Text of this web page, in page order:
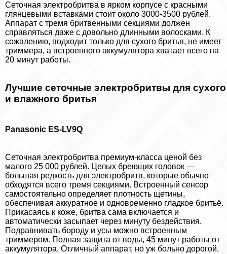
Сеточная электробритва в ярком корпусе с красными
глянцевыми вставками стоит около 3000-3500 рублей.
Аппарат с тремя бритвенными секциями должен
справляться даже с довольно длинными волосками. К
сожалению, подходит только для сухого бритья, не имеет
триммера, а встроенного аккумулятора хватает всего на
20 минут работы.
Лучшие сеточные электробритвы для сухого
и влажного бритья
Panasonic ES-LV9Q
Сеточная электробритва премиум-класса ценой без
малого 25 000 рублей. Целых бреющих головок —
большая редкость для электробритв, которые обычно
обходятся всего тремя секциями. Встроенный сенсор
самостоятельно определяет плотность щетины,
обеспечивая аккуратное и одновременно гладкое бритьё.
Прикасаясь к коже, бритва сама включается и
автоматически засыпает через минуту бездействия.
Подравнивать бороду и усы можно встроенным
триммером. Полная защита от воды, 45 минут работы от
аккумулятора. Отличный аппарат, но уж больно дорогой.